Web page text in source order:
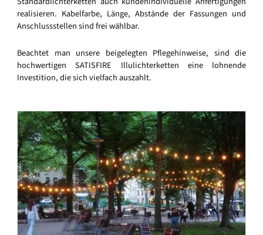
realisieren. Kabelfarbe, Länge, Abstände der Fassungen und
Anschlussstellen sind frei wählbar.
Beachtet man unsere beigelegten Pflegehinweise, sind die
hochwertigen SATISFIRE Illulichterketten eine lohnende
Investition, die sich vielfach auszahlt.